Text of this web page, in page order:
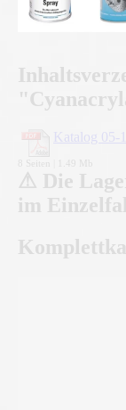
Katalog 05-
8 Seiten | 1.49 Mb
⚠ Die
im